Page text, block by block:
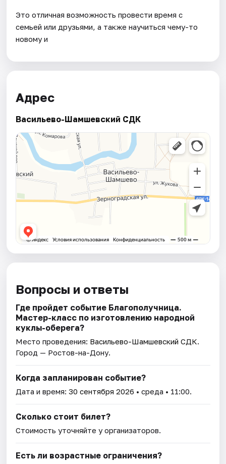
Это отличная возможность провести время с
семьей или друзьями, а также научиться чему-то
новому и
Адрес
Васильево-Шамшевский СДК
Вопросы и ответы
Где пройдет событие Благополучница.
Мастер-класс по изготовлению народной
куклы-оберега?
Место проведения: Васильево-Шамшевский СДК.
Город — Ростов-на-Дону.
Когда запланирован событие?
Дата и время:30 сентября 2026 • среда • 11:00.
Сколько стоит билет?
Стоимость уточняйте у организаторов.
Есть ли возрастные ограничения?